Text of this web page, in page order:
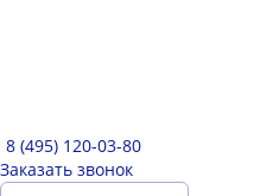
8 (495) 120-03-80
Заказать звонок